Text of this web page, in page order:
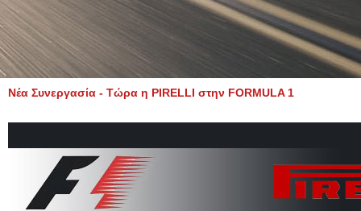
Νέα Συνεργασία - Τώρα η PIRELLI στην FORMULA 1